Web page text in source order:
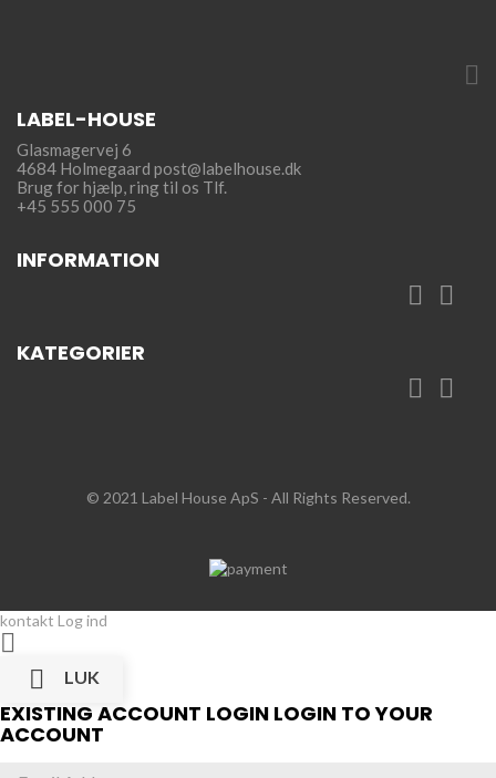
LABEL-HOUSE
Glasmagervej 6
4684 Holmegaard post@labelhouse.dk
Brug for hjælp,ring til os Tlf.
+45 555 000 75
INFORMATION
 
KATEGORIER
 
© 2021 Label House ApS - All Rights Reserved.
kontakt Log ind



LUK
EXISTING ACCOUNT LOGIN LOGIN TO YOUR
ACCOUNT